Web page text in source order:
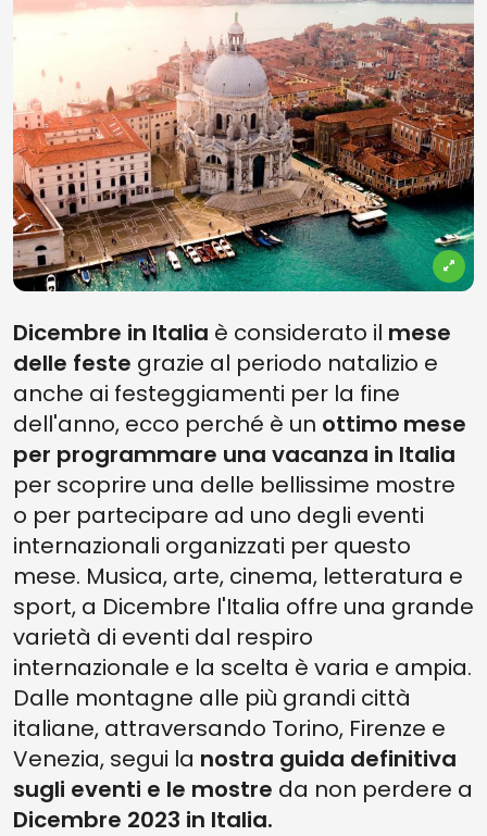
Dicembre in Italia è considerato il mese
delle feste grazie al periodo natalizio e
anche ai festeggiamenti per la fine
dell'anno, ecco perché è un ottimo mese
per programmare una vacanza in Italia
per scoprire una delle bellissime mostre
o per partecipare ad uno degli eventi
internazionali organizzati per questo
mese. Musica, arte, cinema, letteratura e
sport, a Dicembre l'Italia offre una grande
varietà di eventi dal respiro
internazionale e la scelta è varia e ampia.
Dalle montagne alle più grandi città
italiane, attraversando Torino, Firenze e
Venezia, segui la nostra guida definitiva
sugli eventi e le mostre da non perdere a
Dicembre 2023 in Italia.